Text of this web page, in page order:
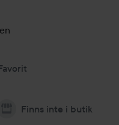
Finns inte i butik